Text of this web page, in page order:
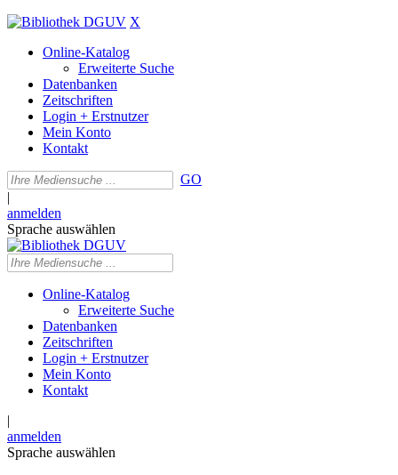
X
Online-Katalog
Erweiterte Suche
Datenbanken
Zeitschriften
Login + Erstnutzer
Mein Konto
Kontakt
GO
|
anmelden
Sprache auswählen
Online-Katalog
Erweiterte Suche
Datenbanken
Zeitschriften
Login + Erstnutzer
Mein Konto
Kontakt
|
anmelden
Sprache auswählen